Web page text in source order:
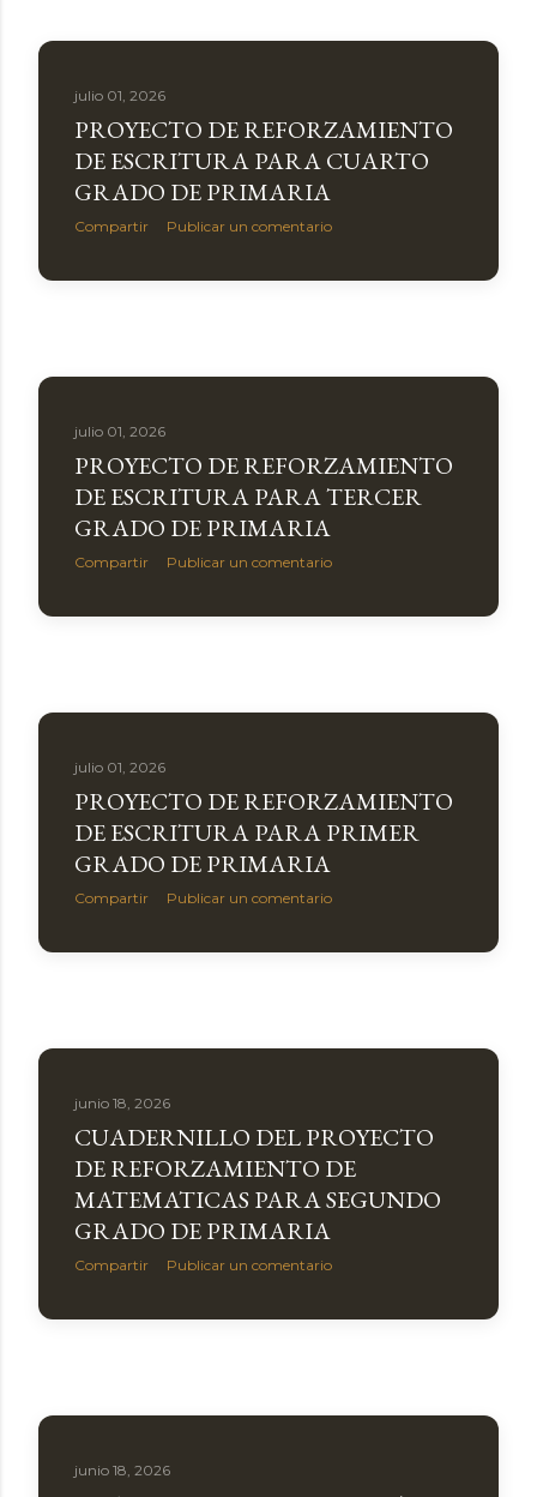
julio 01, 2026
PROYECTO DE REFORZAMIENTO
DE ESCRITURA PARA CUARTO
GRADO DE PRIMARIA
Compartir Publicar un comentario
julio 01, 2026
PROYECTO DE REFORZAMIENTO
DE ESCRITURA PARA TERCER
GRADO DE PRIMARIA
Compartir Publicar un comentario
julio 01, 2026
PROYECTO DE REFORZAMIENTO
DE ESCRITURA PARA PRIMER
GRADO DE PRIMARIA
Compartir Publicar un comentario
junio 18, 2026
CUADERNILLO DEL PROYECTO
DE REFORZAMIENTO DE
MATEMATICAS PARA SEGUNDO
GRADO DE PRIMARIA
Compartir Publicar un comentario
junio 18, 2026